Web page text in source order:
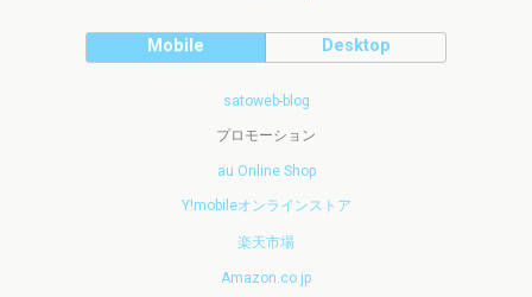
Mobile Desktop
satoweb-blog
プロモーション
au Online Shop
Y!mobileオンラインストア
楽天市場
Amazon.co.jp